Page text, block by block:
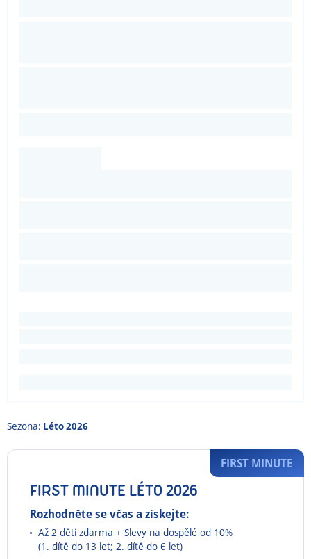
Sezona: Léto 2026
FIRST MINUTE LÉTO 2026
Rozhodněte se včas a získejte:
Až 2 děti zdarma + Slevy na dospělé od 10%
(1. dítě do 13 let; 2. dítě do 6 let)
FIRST MINUTE